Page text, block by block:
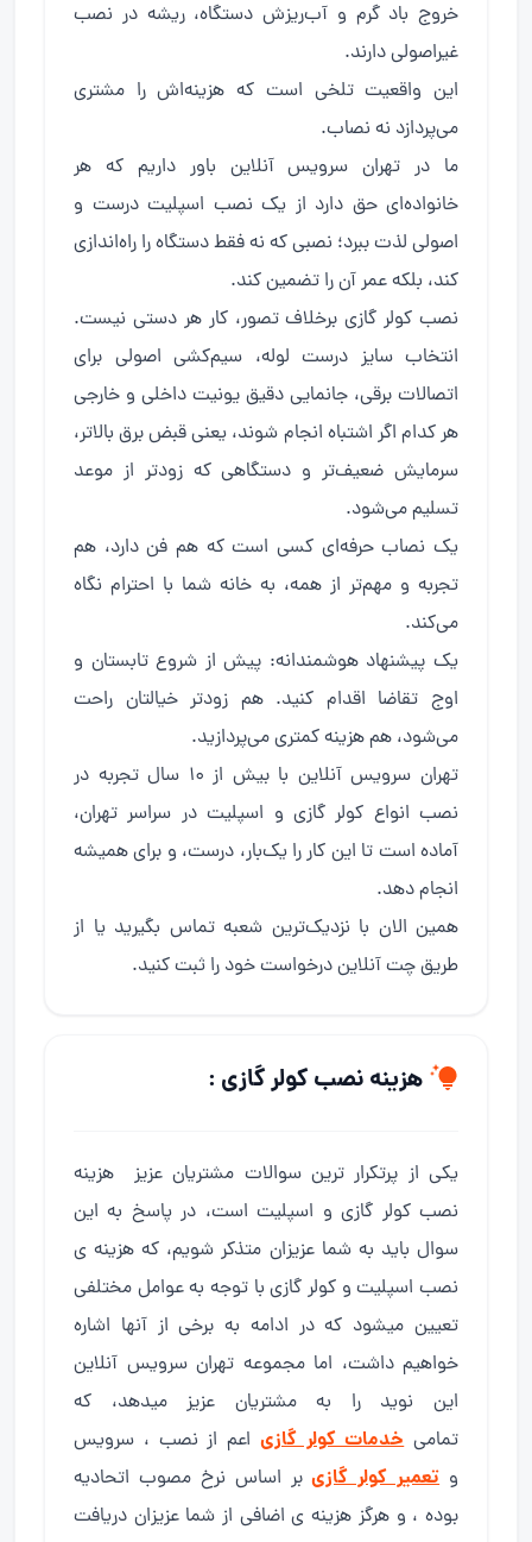
خروج باد گرم و آب‌ریزش دستگاه، ریشه در نصب
غیراصولی دارند.
این واقعیت تلخی است که هزینه‌اش را مشتری
می‌پردازد نه نصاب.
ما در تهران سرویس آنلاین باور داریم که هر
خانواده‌ای حق دارد از یک نصب اسپلیت درست و
اصولی لذت ببرد؛ نصبی که نه فقط دستگاه را راه‌اندازی
کند، بلکه عمر آن را تضمین کند.
نصب کولر گازی برخلاف تصور، کار هر دستی نیست.
انتخاب سایز درست لوله، سیم‌کشی اصولی برای
اتصالات برقی، جانمایی دقیق یونیت داخلی و خارجی
هر کدام اگر اشتباه انجام شوند، یعنی قبض برق بالاتر،
سرمایش ضعیف‌تر و دستگاهی که زودتر از موعد
تسلیم می‌شود.
یک نصاب حرفه‌ای کسی است که هم فن دارد، هم
تجربه و مهم‌تر از همه، به خانه شما با احترام نگاه
می‌کند.
یک پیشنهاد هوشمندانه: پیش از شروع تابستان و
اوج تقاضا اقدام کنید. هم زودتر خیالتان راحت
می‌شود، هم هزینه کمتری می‌پردازید.
تهران سرویس آنلاین با بیش از ۱۰ سال تجربه در
نصب انواع کولر گازی و اسپلیت در سراسر تهران،
آماده است تا این کار را یک‌بار، درست، و برای همیشه
انجام دهد.
همین الان با نزدیک‌ترین شعبه تماس بگیرید یا از
طریق چت آنلاین درخواست خود را ثبت کنید.
هزینه نصب کولر گازی :
یکی از پرتکرار ترین سوالات مشتریان عزیز هزینه
نصب کولر گازی و اسپلیت است، در پاسخ به این
سوال باید به شما عزیزان متذکر شویم، که هزینه ی
نصب اسپلیت و کولر گازی با توجه به عوامل مختلفی
تعیین میشود که در ادامه به برخی از آنها اشاره
خواهیم داشت، اما مجموعه تهران سرویس آنلاین
این نوید را به مشتریان عزیز میدهد، که
تمامیخدمات کولر گازی اعم از نصب ، سرویس
وتعمیر کولر گازیبر اساس نرخ مصوب اتحادیه
بوده ، و هرگز هزینه ی اضافی از شما عزیزان دریافت